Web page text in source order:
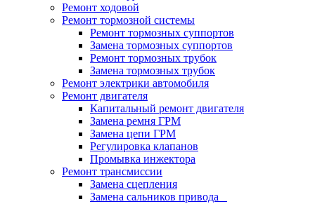
Ремонт ходовой
Ремонт тормозной системы
Ремонт тормозных суппортов
Замена тормозных суппортов
Ремонт тормозных трубок
Замена тормозных трубок
Ремонт электрики автомобиля
Ремонт двигателя
Капитальный ремонт двигателя
Замена ремня ГРМ
Замена цепи ГРМ
Регулировка клапанов
Промывка инжектора
Ремонт трансмиссии
Замена сцепления
Замена сальников привода